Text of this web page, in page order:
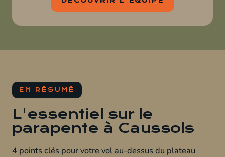
EN RÉSUMÉ
L'essentiel sur le
parapente à Caussols
4 points clés pour votre vol au-dessus du plateau